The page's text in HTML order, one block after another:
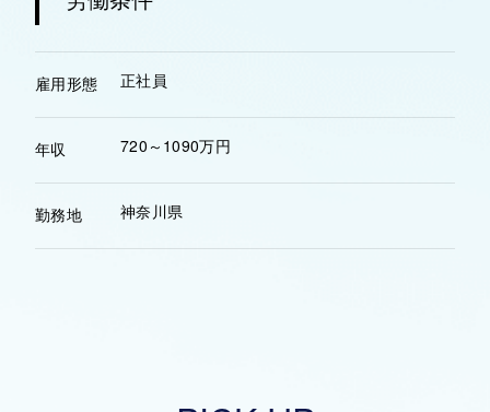
雇用形態 正社員
年収 720～1090万円
勤務地 神奈川県